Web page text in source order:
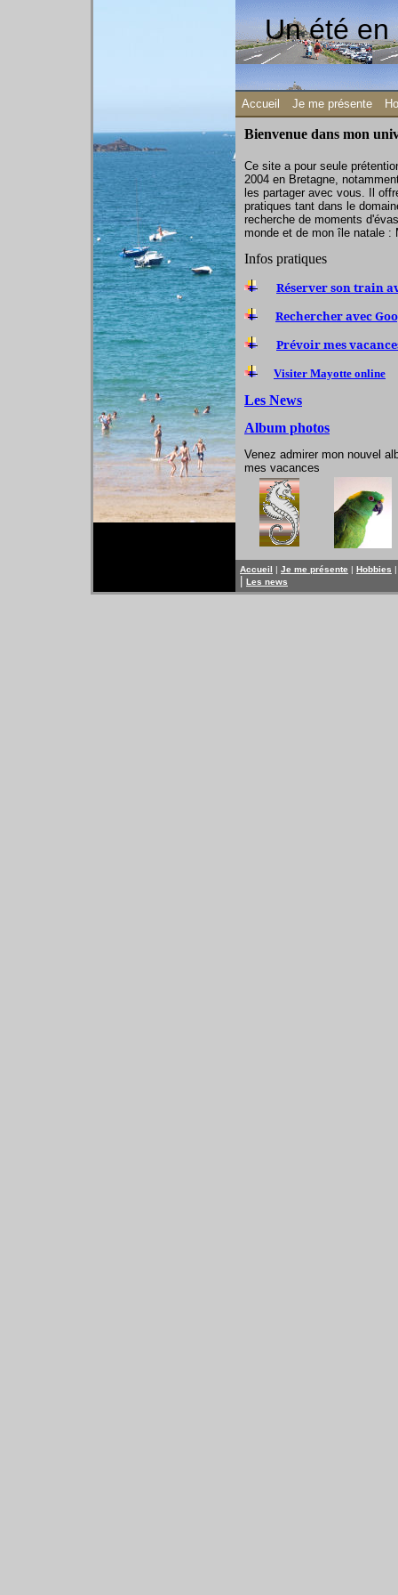
Un été
Accueil Je me présente
Bienvenue dans mon
Ce site a pour seule
2004 en Bretagne,
les partager avec vous. Il
pratiques tant dans le
recherche de moments
monde et de mon île natale :
Infos pratiques
Réserver son train
Rechercher avec
Prévoir mes
Visiter Mayotte online
Les News
Album photos
Venez admirer mon nouvel
mes vacances
Accueil Je me présente Hobbies
Les news